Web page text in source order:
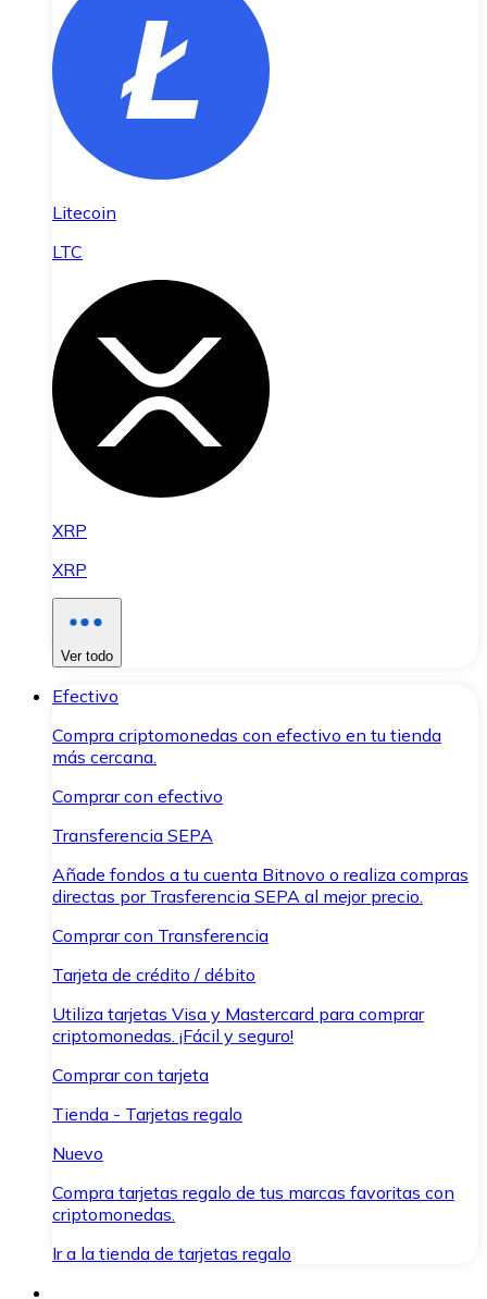
Litecoin
LTC
XRP
XRP
Ver todo
Efectivo
Compra criptomonedas con efectivo en tu tienda
más cercana.
Comprar con efectivo
Transferencia SEPA
Añade fondos a tu cuenta Bitnovo o realiza compras
directas por Trasferencia SEPA al mejor precio.
Comprar con Transferencia
Tarjeta de crédito / débito
Utiliza tarjetas Visa y Mastercard para comprar
criptomonedas. ¡Fácil y seguro!
Comprar con tarjeta
Tienda - Tarjetas regalo
Nuevo
Compra tarjetas regalo de tus marcas favoritas con
criptomonedas.
Ir a la tienda de tarjetas regalo